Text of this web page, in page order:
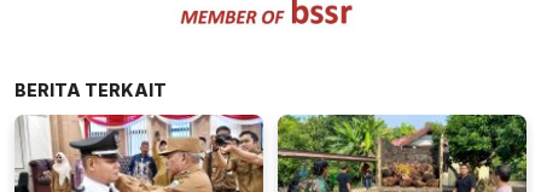
BERITA TERKAIT